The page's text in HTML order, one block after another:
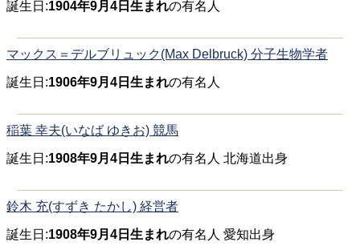
誕生日:1904年9月4日生まれの有名人
マックス＝デルブリュック(Max Delbruck) 分子生物学者
誕生日:1906年9月4日生まれの有名人
稲葉 幸夫(いなば ゆきお) 競馬
誕生日:1908年9月4日生まれの有名人 北海道出身
鈴木 充(すずき たかし) 経営者
誕生日:1908年9月4日生まれの有名人 愛知出身